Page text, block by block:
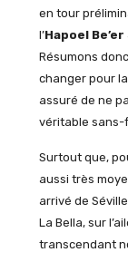
en tour
l’Hapoel Be’er
Résumons
changer pour
assuré de ne
véritable sans-
Surtout que,
aussi très
arrivé de
La Bella, sur
transcendant